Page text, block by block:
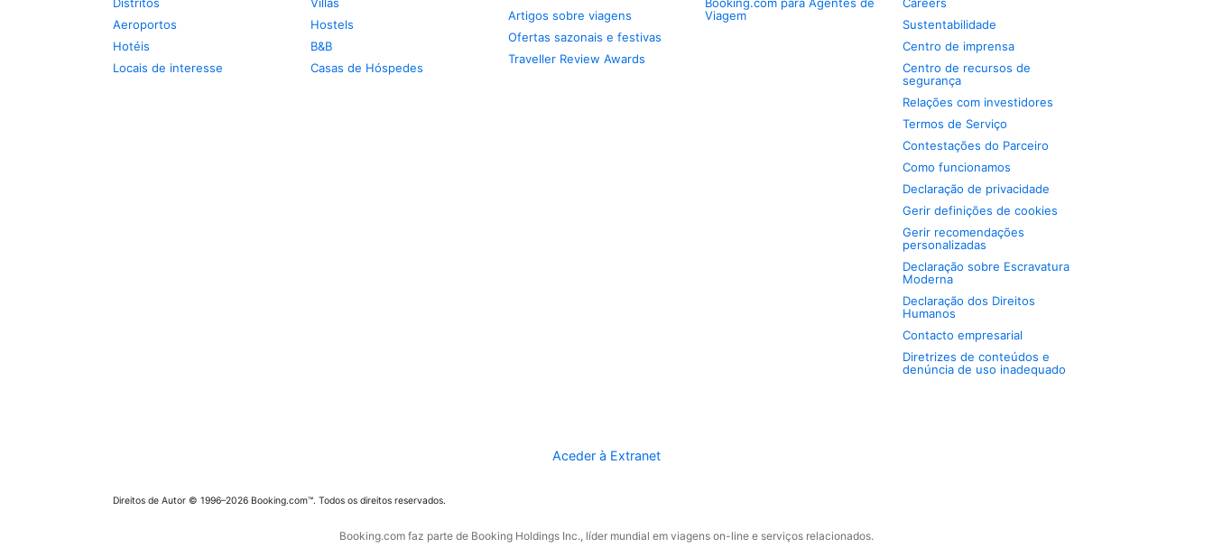
Aeroportos
Hotéis
Locais de interesse
Hostels
B&B
Casas de Hóspedes
Artigos sobre viagens
Ofertas sazonais e festivas
Traveller Review Awards
Viagem
Sustentabilidade
Centro de imprensa
Centro de recursos de
segurança
Relações com investidores
Termos de Serviço
Contestações do Parceiro
Como funcionamos
Declaração de privacidade
Gerir definições de cookies
Gerir recomendações
personalizadas
Declaração sobre Escravatura
Moderna
Declaração dos Direitos
Humanos
Contacto empresarial
Diretrizes de conteúdos e
denúncia de uso inadequado
Aceder à Extranet
Direitos de Autor © 1996–2026 Booking.com™. Todos os direitos reservados.
Booking.com faz parte de Booking Holdings Inc., líder mundial em viagens on-line e serviços relacionados.